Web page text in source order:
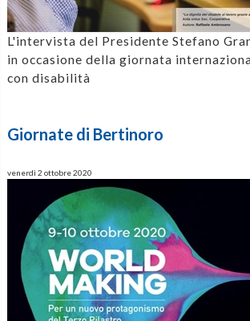
L'intervista del Presidente Stefano
in occasione della giornata
con disabilità
Giornate di Bertinoro
venerdì 2 ottobre 2020